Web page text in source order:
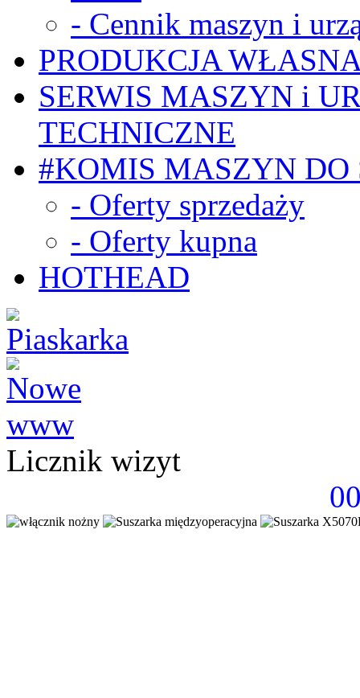
- Cennik maszyn i
PRODUKCJA
SERWIS MASZYN i
TECHNICZNE
#KOMIS MASZYN DO
- Oferty sprzedaży
- Oferty kupna
HOTHEAD
Licznik wizyt